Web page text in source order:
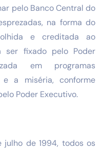
pelo Banco Central do
na forma do
e creditada ao
ser fixado pelo Poder
em programas
a miséria, conforme
Poder Executivo.
de 1994, todos os